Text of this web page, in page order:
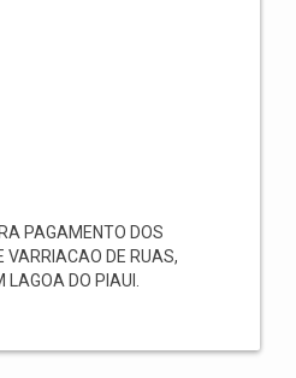
PAGAMENTO DOS
VARRIACAO DE RUAS,
DO PIAUI.